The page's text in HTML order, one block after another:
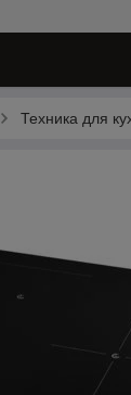
Техника для